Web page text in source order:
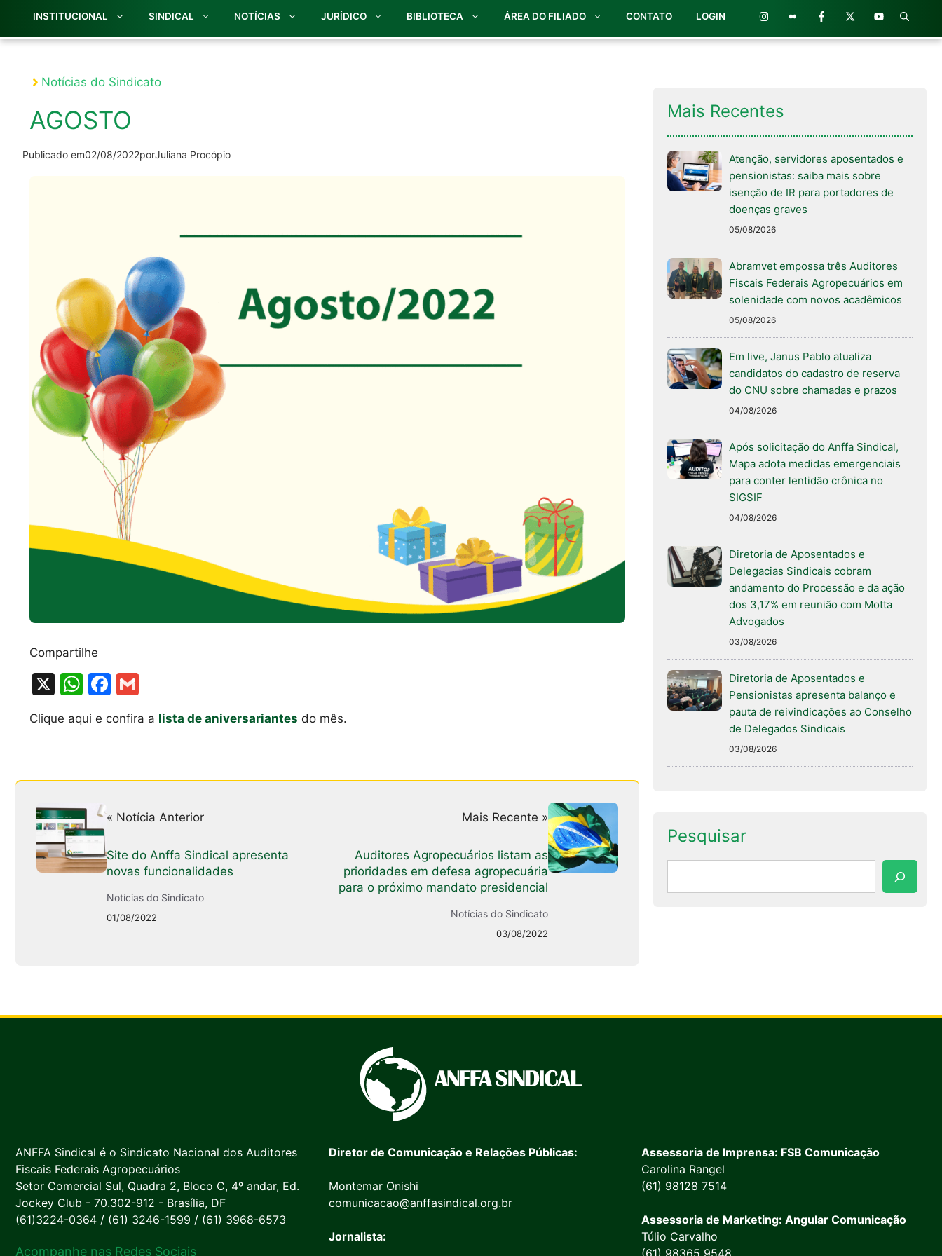
INSTITUCIONAL SINDICAL NOTÍCIAS JURÍDICO BIBLIOTECA ÁREA DO FILIADO CONTATO LOGIN
Notícias do Sindicato
AGOSTO
Publicado em02/08/2022porJuliana Procópio
Compartilhe
X
W
h
at
A
p
F
c
b
o
k
ai
Clique aqui e confira a lista de aniversariantes do mês.
« Notícia Anterior
Site do Anffa Sindical apresenta
novas funcionalidades
Notícias do Sindicato
01/08/2022
Mais Recente »
Auditores Agropecuários listam as
prioridades em defesa agropecuária
para o próximo mandato presidencial
Notícias do Sindicato
03/08/2022
Mais Recentes
Atenção, servidores aposentados e
pensionistas: saiba mais sobre
isenção de IR para portadores de
doenças graves
05/08/2026
Abramvet empossa três Auditores
Fiscais Federais Agropecuários em
solenidade com novos acadêmicos
05/08/2026
Em live, Janus Pablo atualiza
candidatos do cadastro de reserva
do CNU sobre chamadas e prazos
04/08/2026
Após solicitação do Anffa Sindical,
Mapa adota medidas emergenciais
para conter lentidão crônica no
SIGSIF
04/08/2026
Diretoria de Aposentados e
Delegacias Sindicais cobram
andamento do Processão e da ação
dos 3,17% em reunião com Motta
Advogados
03/08/2026
Diretoria de Aposentados e
Pensionistas apresenta balanço e
pauta de reivindicações ao Conselho
de Delegados Sindicais
03/08/2026
Pesquisar
ANFFA Sindical é o Sindicato Nacional dos Auditores
Fiscais Federais Agropecuários
Setor Comercial Sul, Quadra 2, Bloco C, 4º andar, Ed.
Jockey Club - 70.302-912 - Brasília, DF
(61)3224-0364 / (61) 3246-1599 / (61) 3968-6573
Acompanhe nas Redes Sociais
Diretor de Comunicação e Relações Públicas:
Montemar Onishi
comunicacao@anffasindical.org.br
Jornalista:
Assessoria de Imprensa: FSB Comunicação
Carolina Rangel
(61) 98128 7514
Assessoria de Marketing: Angular Comunicação
Túlio Carvalho